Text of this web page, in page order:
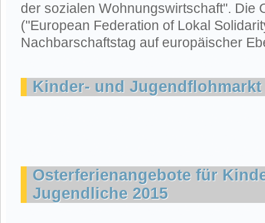
der sozialen Wohnungswirtschaft". Die
("European Federation of Lokal
Nachbarschaftstag auf europäischer
Kinder- und Jugendflohmarkt
Osterferienangebote für
Jugendliche 2015